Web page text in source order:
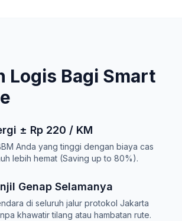
Logis Bagi Smart
± Rp 220 / KM
Anda yang tinggi dengan biaya cas
lebih hemat (Saving up to 80%).
Genap Selamanya
di seluruh jalur protokol Jakarta
khawatir tilang atau hambatan rute.